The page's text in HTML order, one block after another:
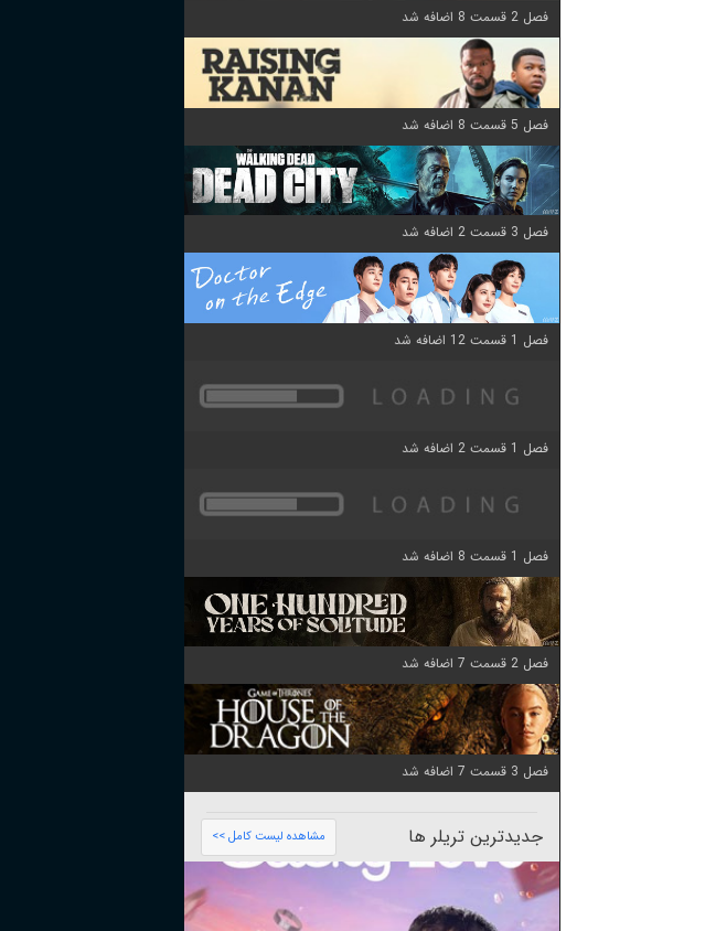
فصل 2 قسمت 8 اضافه شد
فصل 5 قسمت 8 اضافه شد
فصل 3 قسمت 2 اضافه شد
فصل 1 قسمت 12 اضافه شد
فصل 1 قسمت 2 اضافه شد
فصل 1 قسمت 8 اضافه شد
فصل 2 قسمت 7 اضافه شد
فصل 3 قسمت 7 اضافه شد
جدیدترین تریلر ها مشاهده لیست کامل >>